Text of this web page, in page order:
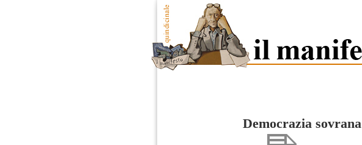
Democrazia sovrana